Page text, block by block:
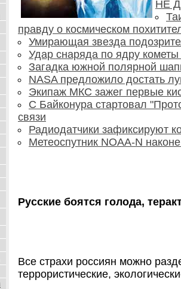
НЕ
правду о космическом
Умирающая звезда
Удар снаряда по ядру
Загадка южной полярной
NASA предложило достать
Экипаж МКС зажег первые
С Байконура стартовал
связи
Радиодатчики зафиксируют
Метеоспутник NOAA-N
Русские боятся голода,
Все страхи россиян можно
террористические,